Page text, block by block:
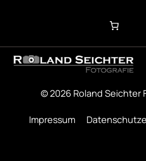
© 2026 Roland Seichter
Impressum